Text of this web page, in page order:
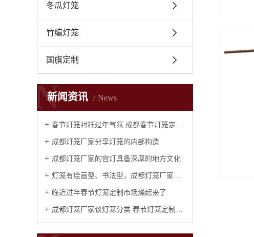
冬瓜灯笼
竹编灯笼
国旗定制
新闻资讯 News
N
春节灯笼衬托过年气氛 成都春节灯笼定制选红优优
成都灯笼厂家分享灯笼的内部构造
成都灯笼厂家的宫灯具备深厚的地方文化
灯笼有绘画型、书法型，成都灯笼厂家认为构成灯笼的艺术形象
临近过年春节灯笼定制市场燥起来了
成都灯笼厂家谈灯笼分类 春节灯笼定制厂家